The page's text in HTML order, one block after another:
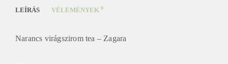
LEÍRÁS VÉLEMÉNYEK 0
Narancs virágszirom tea – Zagara